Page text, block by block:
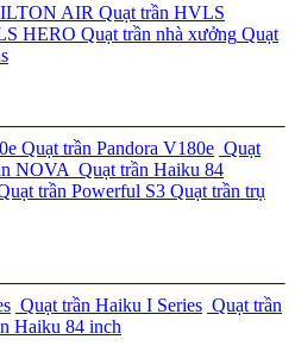
AIR Quạt trần HVLS
HERO Quạt trần nhà xưởng Quạt
Quạt trần Pandora V180e Quạt
NOVA Quạt trần Haiku 84
trần Powerful S3 Quạt trần trụ
Quạt trần Haiku I Series Quạt trần
Haiku 84 inch